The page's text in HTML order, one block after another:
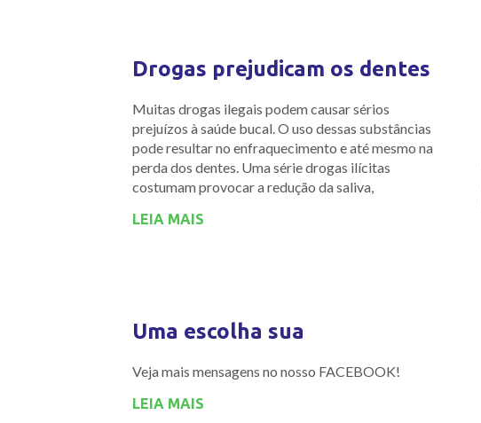
Drogas prejudicam os dentes
Muitas drogas ilegais podem causar sérios
prejuízos à saúde bucal. O uso dessas substâncias
pode resultar no enfraquecimento e até mesmo na
perda dos dentes. Uma série drogas ilícitas
costumam provocar a redução da saliva,
LEIA MAIS
Uma escolha sua
Veja mais mensagens no nosso FACEBOOK!
LEIA MAIS